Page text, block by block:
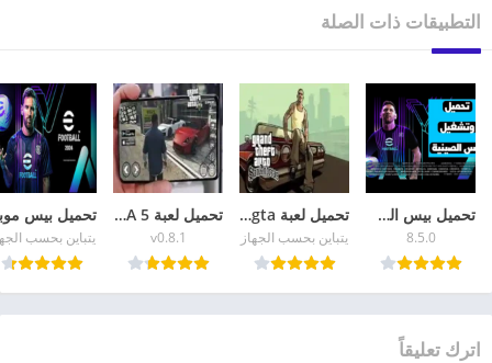
التطبيقات ذات الصلة
تحميل بيس الصينية eFootball China 2026 أحدث إصدار
8.5.0
تحميل لعبة gta للهاتف GTA San Andreas للاندرويد
يتباين بحسب الجهاز
تحميل لعبة GTA 5 للاندرويد apk + data الاصلية برابط مباشر
v0.8.1 يتباين بحسب
اترك تعليقاً